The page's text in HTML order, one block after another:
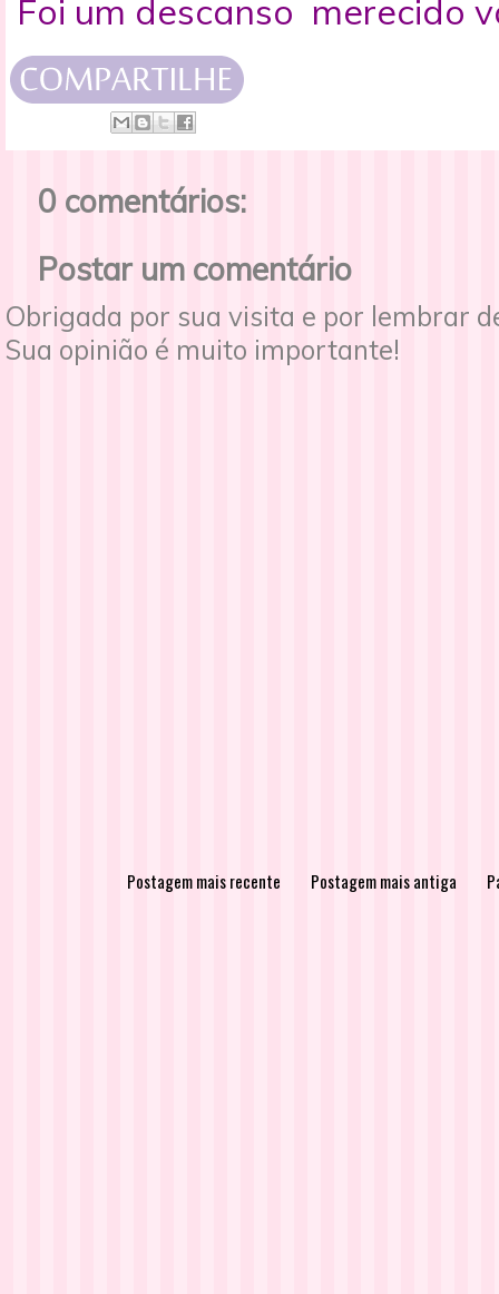
Foi um descanso merecido
0 comentários:
Postar um comentário
Obrigada por sua visita e por lembrar
Sua opinião é muito importante!
Postagem mais recente Postagem mais antiga